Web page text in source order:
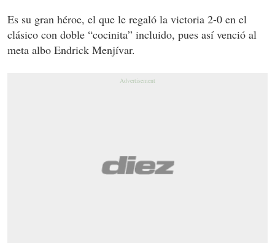
Es su gran héroe, el que le regaló la victoria 2-0 en el
clásico con doble “cocinita” incluido, pues así venció al
meta albo Endrick Menjívar.